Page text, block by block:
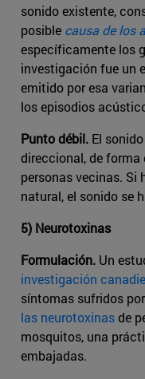
sonido existente,
posible causa de los
específicamente los
investigación fue un
emitido por esa
los episodios
Punto débil. El
direccional, de forma
personas vecinas. Si
natural, el sonido se
5) Neurotoxinas
Formulación. Un
investigación
síntomas sufridos
las neurotoxinasde
mosquitos, una
embajadas.